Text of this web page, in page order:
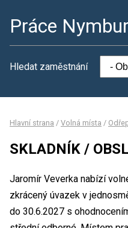
Práce
Hledat zaměstnání
Hlavní strana / Volná místa /
SKLADNÍK /
Jaromír Veverka nabízí
zkrácený úvazek v
do 30.6.2027 s